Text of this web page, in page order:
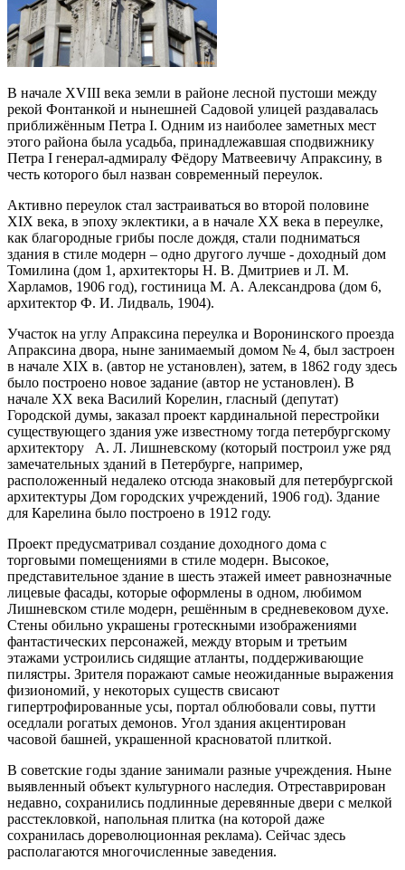
В начале XVIII века земли в районе лесной пустоши между
рекой Фонтанкой и нынешней Садовой улицей раздавалась
приближённым Петра I. Одним из наиболее заметных мест
этого района была усадьба, принадлежавшая сподвижнику
Петра I генерал-адмиралу Фёдору Матвеевичу Апраксину, в
честь которого был назван современный переулок.
Активно переулок стал застраиваться во второй половине
XIX века, в эпоху эклектики, а в начале XX века в переулке,
как благородные грибы после дождя, стали подниматься
здания в стиле модерн – одно другого лучше - доходный дом
Томилина (дом 1, архитекторы Н. В. Дмитриев и Л. М.
Харламов, 1906 год), гостиница М. А. Александрова (дом 6,
архитектор Ф. И. Лидваль, 1904).
Участок на углу Апраксина переулка и Воронинского проезда
Апраксина двора, ныне занимаемый домом № 4, был застроен
в начале XIX в. (автор не установлен), затем, в 1862 году здесь
было построено новое задание (автор не установлен). В
начале XX века Василий Корелин, гласный (депутат)
Городской думы, заказал проект кардинальной перестройки
существующего здания уже известному тогда петербургскому
архитектору А. Л. Лишневскому (который построил уже ряд
замечательных зданий в Петербурге, например,
расположенный недалеко отсюда знаковый для петербургской
архитектуры Дом городских учреждений, 1906 год). Здание
для Карелина было построено в 1912 году.
Проект предусматривал создание доходного дома с
торговыми помещениями в стиле модерн. Высокое,
представительное здание в шесть этажей имеет равнозначные
лицевые фасады, которые оформлены в одном, любимом
Лишневском стиле модерн, решённым в средневековом духе.
Стены обильно украшены гротескными изображениями
фантастических персонажей, между вторым и третьим
этажами устроились сидящие атланты, поддерживающие
пилястры. Зрителя поражают самые неожиданные выражения
физиономий, у некоторых существ свисают
гипертрофированные усы, портал облюбовали совы, путти
оседлали рогатых демонов. Угол здания акцентирован
часовой башней, украшенной красноватой плиткой.
В советские годы здание занимали разные учреждения. Ныне
выявленный объект культурного наследия. Отреставрирован
недавно, сохранились подлинные деревянные двери с мелкой
расстекловкой, напольная плитка (на которой даже
сохранилась дореволюционная реклама). Сейчас здесь
располагаются многочисленные заведения.